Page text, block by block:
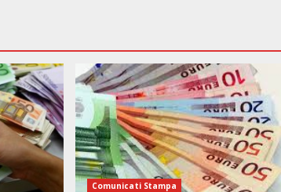
Comunicati Stampa